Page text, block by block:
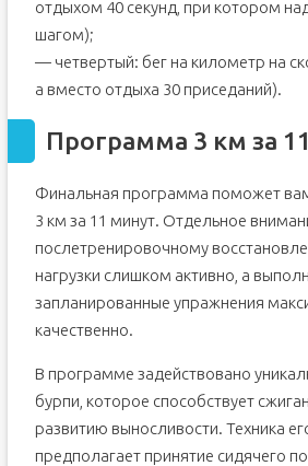
отдыхом 40 секунд, при котором
шагом);
— четвертый: бег на километр на
а вместо отдыха 30 приседаний).
Программа 3 км за
Финальная программа поможет вам
3 км за 11 минут. Отдельное
послетренировочному
нагрузки слишком активно, а
запланированные упражнения
качественно.
В программе задействовано
бурпи, которое способствует
развитию выносливости. Техника
предполагает принятие сидячего